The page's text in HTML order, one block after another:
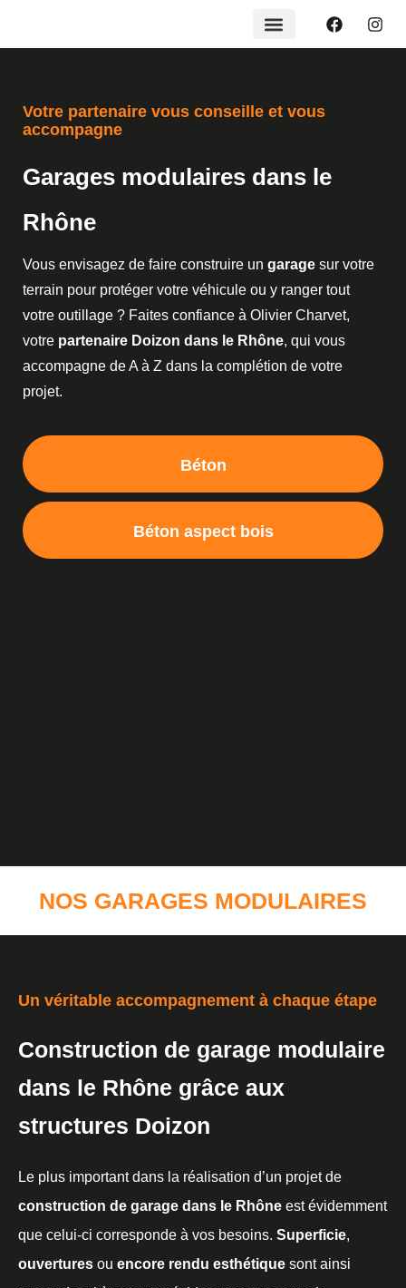
Votre partenaire vous conseille et vous
accompagne
Garages modulaires dans le
Rhône
Vous envisagez de faire construire un garage sur votre
terrain pour protéger votre véhicule ou y ranger tout
votre outillage ? Faites confiance à Olivier Charvet,
votre partenaire Doizon dans le Rhône, qui vous
accompagne de A à Z dans la complétion de votre
projet.
Béton
Béton aspect bois
NOS GARAGES MODULAIRES
Un véritable accompagnement à chaque étape
Construction de garage modulaire
dans le Rhône grâce aux
structures Doizon
Le plus important dans la réalisation d’un projet de
construction de garage dans le Rhône est évidemment
que celui-ci corresponde à vos besoins. Superficie,
ouvertures ou encore rendu esthétique sont ainsi